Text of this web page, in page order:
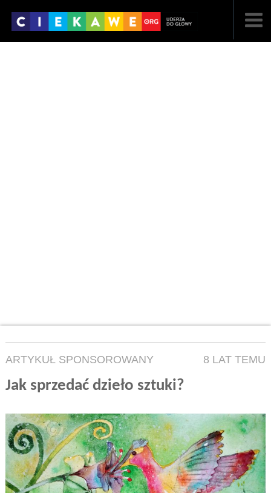
ARTYKUŁ SPONSOROWANY 8 LAT TEMU
Jak sprzedać dzieło sztuki?